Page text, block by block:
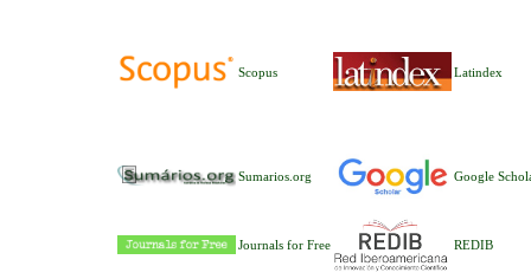
Scopus Latindex
Sumarios.org Google
Journals for Free REDIB